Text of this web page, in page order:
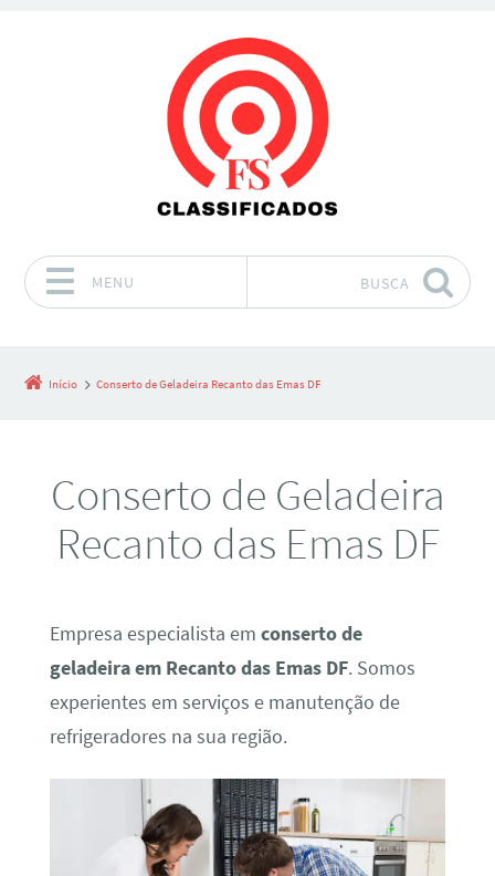
MENU BUSCA
Início Conserto de Geladeira Recanto das Emas DF
Conserto de Geladeira
Recanto das Emas DF
Empresa especialista em conserto de
geladeira em Recanto das Emas DF. Somos
experientes em serviços e manutenção de
refrigeradores na sua região.